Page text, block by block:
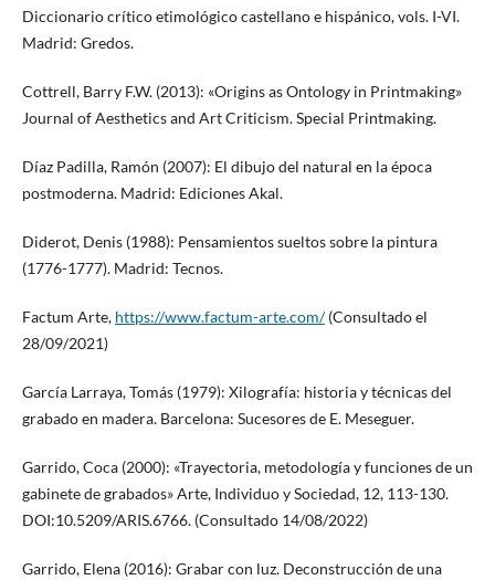
Diccionario crítico etimológico castellano e hispánico, vols. I-VI.
Madrid: Gredos.
Cottrell, Barry F.W. (2013): «Origins as Ontology in Printmaking»
Journal of Aesthetics and Art Criticism. Special Printmaking.
Díaz Padilla, Ramón (2007): El dibujo del natural en la época
postmoderna. Madrid: Ediciones Akal.
Diderot, Denis (1988): Pensamientos sueltos sobre la pintura
(1776-1777). Madrid: Tecnos.
Factum Arte, https://www.factum-arte.com/(Consultado el
28/09/2021)
García Larraya, Tomás (1979): Xilografía: historia y técnicas del
grabado en madera. Barcelona: Sucesores de E. Meseguer.
Garrido, Coca (2000): «Trayectoria, metodología y funciones de un
gabinete de grabados» Arte, Individuo y Sociedad, 12, 113-130.
DOI:10.5209/ARIS.6766. (Consultado 14/08/2022)
Garrido, Elena (2016): Grabar con luz. Deconstrucción de una